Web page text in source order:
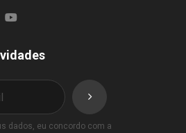
dados, eu concordo com a